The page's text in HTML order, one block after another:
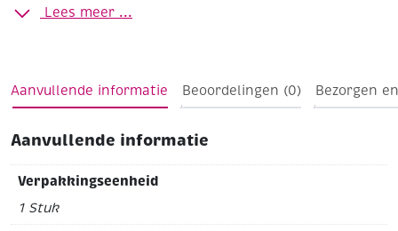
inkt betekent dat de markers meerdere dagen zonder
Lees meer ...
Aanvullende informatie Beoordelingen (0) Bezorgen
Aanvullende informatie
Verpakkingseenheid
1 Stuk